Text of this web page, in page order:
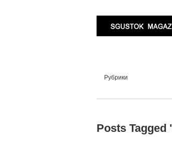
Рубрики
Posts Tagged '